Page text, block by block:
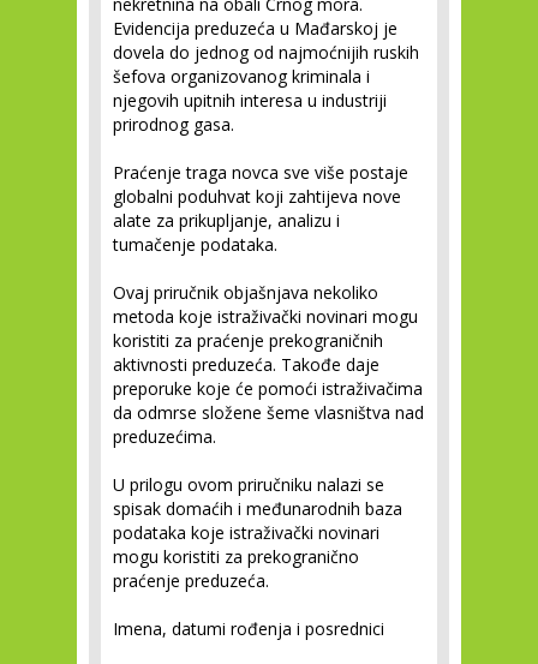
Evidencija preduzeća u Mađarskoj je
dovela do jednog od najmoćnijih ruskih
šefova organizovanog kriminala i
njegovih upitnih interesa u industriji
prirodnog gasa.
Praćenje traga novca sve više postaje
globalni poduhvat koji zahtijeva nove
alate za prikupljanje, analizu i
tumačenje podataka.
Ovaj priručnik objašnjava nekoliko
metoda koje istraživački novinari mogu
koristiti za praćenje prekograničnih
aktivnosti preduzeća. Takođe daje
preporuke koje će pomoći istraživačima
da odmrse složene šeme vlasništva nad
preduzećima.
U prilogu ovom priručniku nalazi se
spisak domaćih i međunarodnih baza
podataka koje istraživački novinari
mogu koristiti za prekogranično
praćenje preduzeća.
Imena, datumi rođenja i posrednici